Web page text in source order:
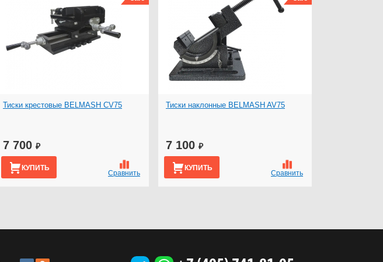
Сравнить
Тиски крестовые BELMASH CV75
КУПИТЬ
7 700 ₽
Сравнить
Тиски наклонные BELMASH AV75
КУПИТЬ
7 100 ₽